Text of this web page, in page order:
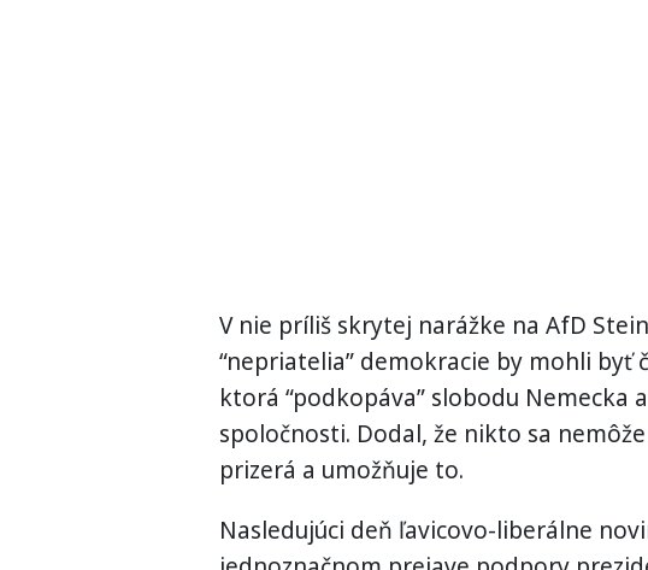
V nie príliš skrytej narážke na AfD
“nepriatelia” demokracie by mohli byť
ktorá “podkopáva” slobodu Nemecka
spoločnosti. Dodal, že nikto sa
prizerá a umožňuje to.
Nasledujúci deň ľavicovo-liberálne